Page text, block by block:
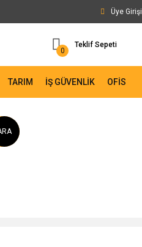
Üye Girişi
0
Teklif Sepeti
TARIM İŞ GÜVENLİK OFİS